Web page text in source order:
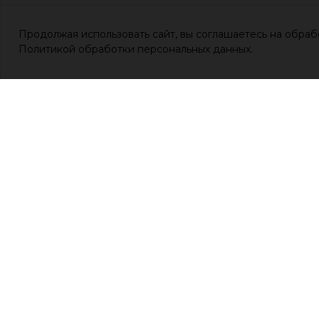
Продолжая использовать сайт, вы соглашаетесь на
Политикой обработки персональных данных.